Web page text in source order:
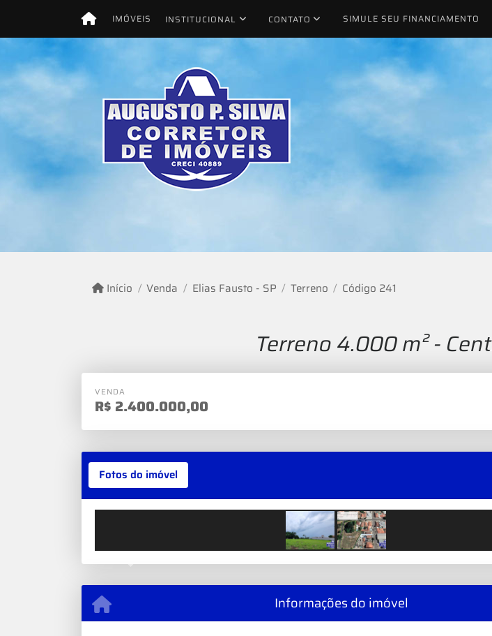
IMÓVEIS INSTITUCIONAL CONTATO SIMULE SEU FINANCIAMENTO
Início Venda Elias Fausto - SP Terreno Código 241
Terreno 4.000 m² -
VENDA
R$ 2.400.000,00
Fotos do imóvel
Previous
Informações do imóvel